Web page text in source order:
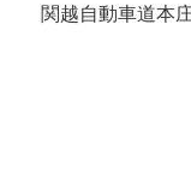
関越自動車道本